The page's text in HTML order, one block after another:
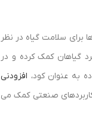
برای سلامت گیاه در نظر
گیاهان کمک کرده و در
به عنوان کود، افزودنی
صنعتی کمک می